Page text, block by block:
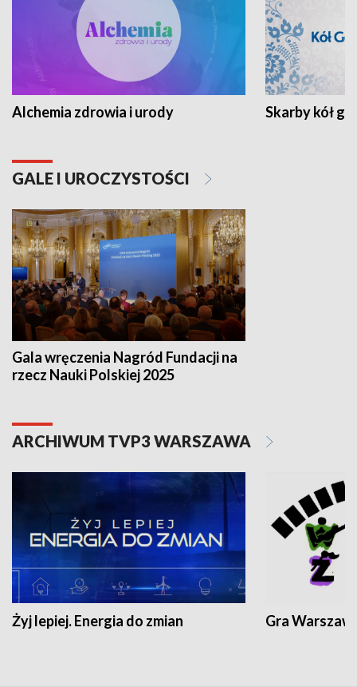
Alchemia zdrowia i urody Skarby kół
GALE I UROCZYSTOŚCI
Gala wręczenia Nagród Fundacji na
rzecz Nauki Polskiej 2025
ARCHIWUM TVP3 WARSZAWA
Żyj lepiej. Energia do zmian Gra